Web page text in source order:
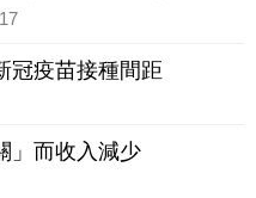
冠疫苗接種間距
」而收入減少